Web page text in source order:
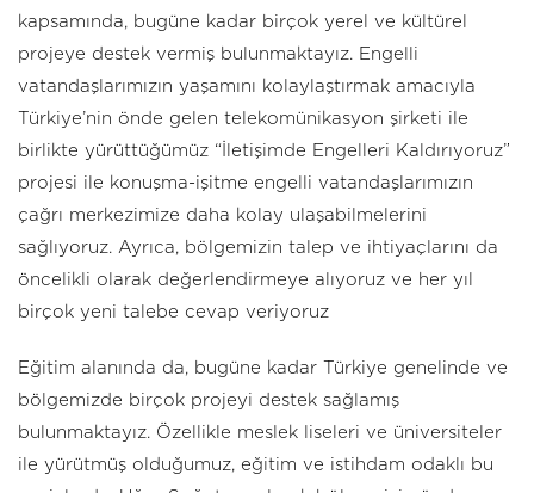
kapsamında, bugüne kadar birçok yerel ve kültürel
projeye destek vermiş bulunmaktayız. Engelli
vatandaşlarımızın yaşamını kolaylaştırmak amacıyla
Türkiye’nin önde gelen telekomünikasyon şirketi ile
birlikte yürüttüğümüz “İletişimde Engelleri Kaldırıyoruz”
projesi ile konuşma-işitme engelli vatandaşlarımızın
çağrı merkezimize daha kolay ulaşabilmelerini
sağlıyoruz. Ayrıca, bölgemizin talep ve ihtiyaçlarını da
öncelikli olarak değerlendirmeye alıyoruz ve her yıl
birçok yeni talebe cevap veriyoruz
Eğitim alanında da, bugüne kadar Türkiye genelinde ve
bölgemizde birçok projeyi destek sağlamış
bulunmaktayız. Özellikle meslek liseleri ve üniversiteler
ile yürütmüş olduğumuz, eğitim ve istihdam odaklı bu